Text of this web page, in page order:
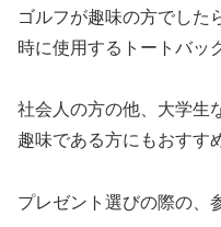
ゴルフが趣味の方でした
時に使用するトートバッ
社会人の方の他、大学生
趣味である方にもおすす
プレゼント選びの際の、